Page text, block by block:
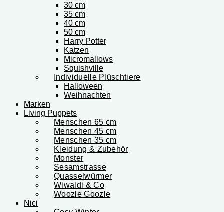
30 cm
35 cm
40 cm
50 cm
Harry Potter
Katzen
Micromallows
Squishville
Individuelle Plüschtiere
Halloween
Weihnachten
Marken
Living Puppets
Menschen 65 cm
Menschen 45 cm
Menschen 35 cm
Kleidung & Zubehör
Monster
Sesamstrasse
Quasselwürmer
Wiwaldi & Co
Woozle Goozle
Nici